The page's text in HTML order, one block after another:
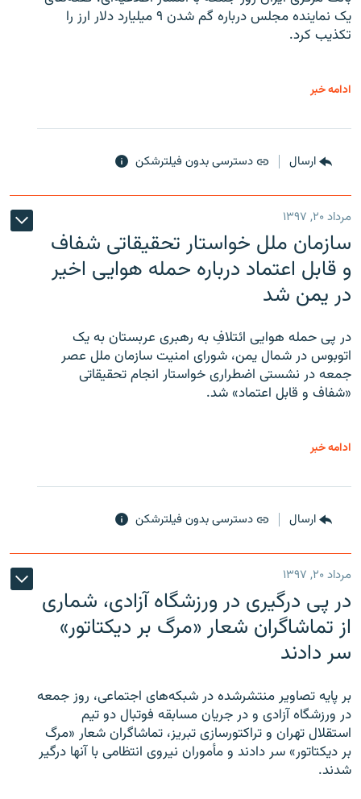
یک نماینده مجلس درباره گم شدن ۹ میلیارد دلار ارز را
تکذیب کرد.
ادامه خبر
ارسال دسترسی بدون فیلترشکن
مرداد ۲۰, ۱۳۹۷
سازمان ملل خواستار تحقیقاتی شفاف
و قابل اعتماد درباره حمله هوایی اخیر
در یمن شد
در پی حمله هوایی ائتلافِ به رهبری عربستان به یک
اتوبوس در شمال یمن، شورای امنیت سازمان ملل عصر
جمعه در نشستی اضطراری خواستار انجام تحقیقاتی
«شفاف و قابل اعتماد» شد.
ادامه خبر
ارسال دسترسی بدون فیلترشکن
مرداد ۲۰, ۱۳۹۷
در پی درگیری در ورزشگاه آزادی، شماری
از تماشاگران شعار «مرگ بر دیکتاتور»
سر دادند
بر پایه تصاویر منتشرشده در شبکه‌های اجتماعی، روز جمعه
در ورزشگاه آزادی و در جریان مسابقه فوتبال دو تیم
استقلال تهران و تراکتورسازی تبریز، تماشاگران شعار «مرگ
بر دیکتاتور» سر دادند و مأموران نیروی انتظامی با آنها درگیر
شدند.